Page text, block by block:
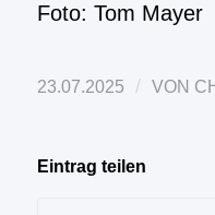
Foto: Tom Mayer
23.07.2025 / VON
Eintrag teilen